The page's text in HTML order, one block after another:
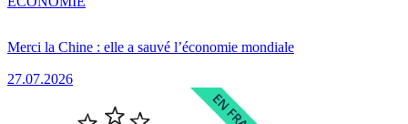
Merci la Chine : elle a sauvé l’économie mondiale
27.07.2026